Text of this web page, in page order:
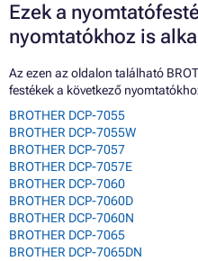
Ezek a
nyomtatókhoz is
Az ezen az oldalon található
festékek a következő
BROTHER DCP-7055
BROTHER DCP-7055W
BROTHER DCP-7057
BROTHER DCP-7057E
BROTHER DCP-7060
BROTHER DCP-7060D
BROTHER DCP-7060N
BROTHER DCP-7065
BROTHER DCP-7065DN